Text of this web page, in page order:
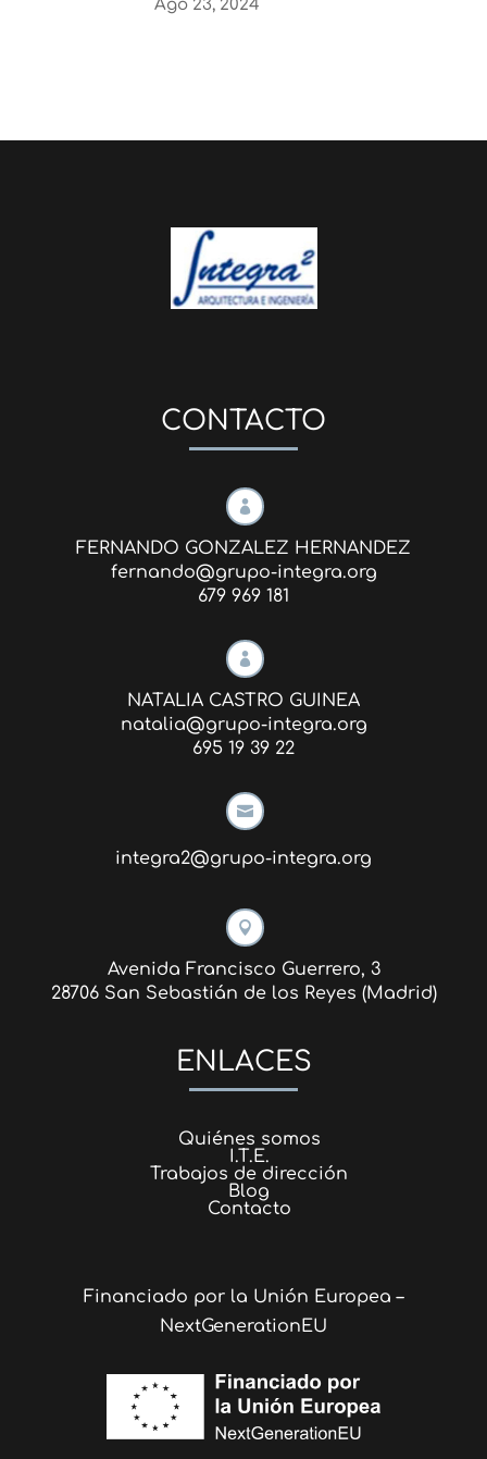
Ago 23, 2024
CONTACTO

FERNANDO GONZALEZ HERNANDEZ
fernando@grupo-integra.org
679 969 181

NATALIA CASTRO GUINEA
natalia@grupo-integra.org
695 19 39 22

integra2@grupo-integra.org

Avenida Francisco Guerrero, 3
28706 San Sebastián de los Reyes (Madrid)
ENLACES
Quiénes somos
I.T.E.
Trabajos de dirección
Blog
Contacto
Financiado por la Unión Europea –
NextGenerationEU